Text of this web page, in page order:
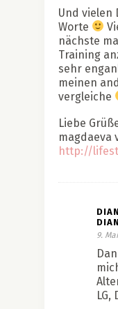
Und vielen
Worte
nächste
Training
sehr
meinen
vergleiche
Liebe
magdaeva
http://
9.
LG,